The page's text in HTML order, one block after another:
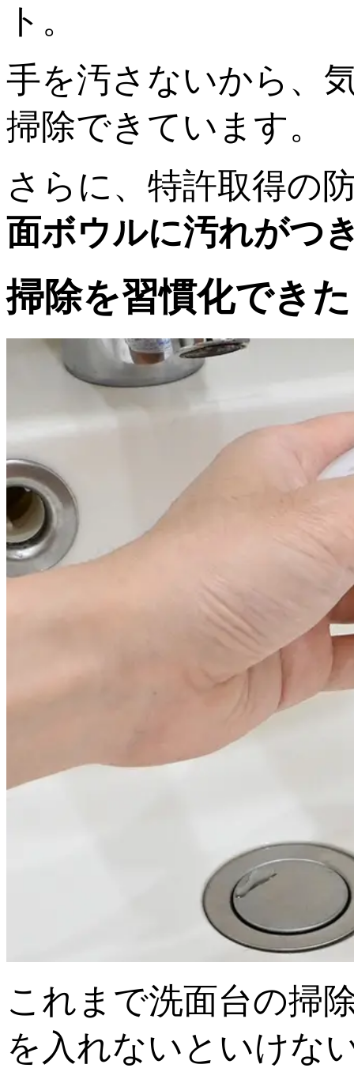
ト。
手を汚さないから、
掃除できています。
さらに、特許取得の
面ボウルに汚れがつ
掃除を習慣化できた
これまで洗面台の掃
を入れないといけな